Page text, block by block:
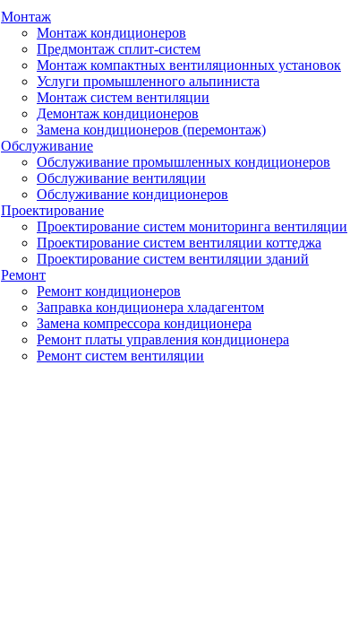
Монтаж
Монтаж кондиционеров
Предмонтаж сплит-систем
Монтаж компактных вентиляционных установок
Услуги промышленного альпиниста
Монтаж систем вентиляции
Демонтаж кондиционеров
Замена кондиционеров (перемонтаж)
Обслуживание
Обслуживание промышленных кондиционеров
Обслуживание вентиляции
Обслуживание кондиционеров
Проектирование
Проектирование систем мониторинга вентиляции
Проектирование систем вентиляции коттеджа
Проектирование систем вентиляции зданий
Ремонт
Ремонт кондиционеров
Заправка кондиционера хладагентом
Замена компрессора кондиционера
Ремонт платы управления кондиционера
Ремонт систем вентиляции